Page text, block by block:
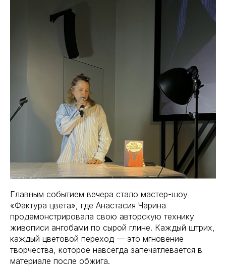
Главным событием вечера стало мастер-шоу
«Фактура цвета», где Анастасия Чарина
продемонстрировала свою авторскую технику
живописи ангобами по сырой глине. Каждый штрих,
каждый цветовой переход — это мгновение
творчества, которое навсегда запечатлевается в
материале после обжига.